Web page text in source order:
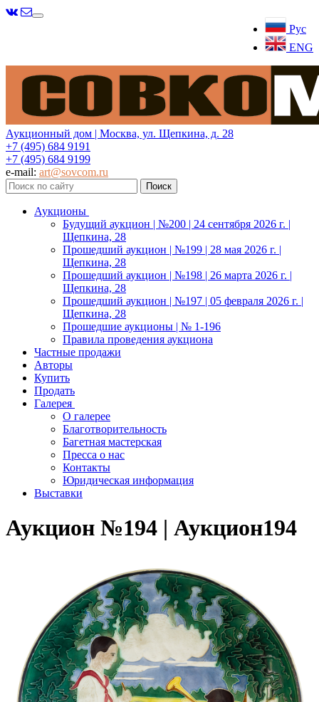
Рус
ENG
Меню
Аукционный дом | Москва, ул. Щепкина, д. 28
+7 (495) 684 9191
+7 (495) 684 9199
e-mail: art@sovcom.ru
Аукционы
Будущий аукцион | №200 | 24 сентября 2026 г. |
Щепкина, 28
Прошедший аукцион | №199 | 28 мая 2026 г. |
Щепкина, 28
Прошедший аукцион | №198 | 26 марта 2026 г. |
Щепкина, 28
Прошедший аукцион | №197 | 05 февраля 2026 г. |
Щепкина, 28
Прошедшие аукционы | № 1-196
Правила проведения аукциона
Частные продажи
Авторы
Купить
Продать
Галерея
О галерее
Благотворительность
Багетная мастерская
Пресса о нас
Контакты
Юридическая информация
Выставки
Аукцион №194 | Аукцион194